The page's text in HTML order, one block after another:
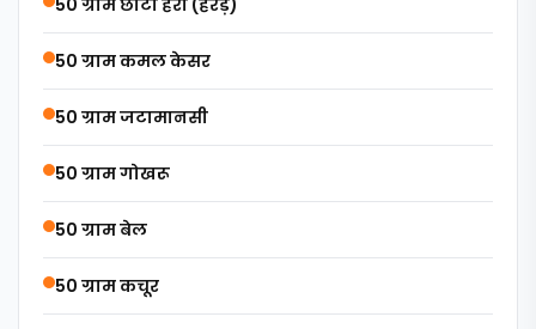
50 ग्राम छोटी हर्रा (हरड़)
50 ग्राम कमल केसर
50 ग्राम जटामानसी
50 ग्राम गोखरू
50 ग्राम बेल
50 ग्राम कचूर